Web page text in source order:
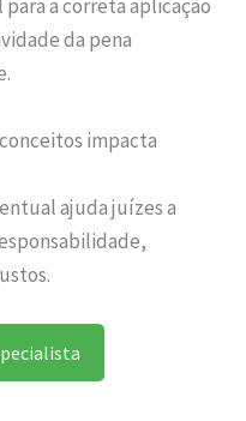
a correta aplicação
da pena
impacta
ajuda juízes a